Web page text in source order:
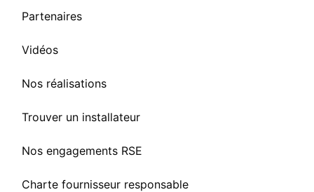
Partenaires
Vidéos
Nos réalisations
Trouver un installateur
Nos engagements RSE
Charte fournisseur responsable